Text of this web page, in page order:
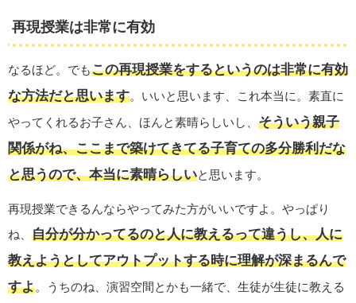
再現授業は非常に有効
なるほど。でもこの再現授業をするというのは非常に有効
な方法だと思います。いいと思います、これ本当に。素直に
やってくれるお子さん、ほんと素晴らしいし、 そういう親子
関係がね、ここまで築けてきてる子育ての多分勝利だな
と思うので、本当に素晴らしいと思います。
再現授業できるんならやってみた方がいいですよ。やっぱり
ね、 自分が分かってるのと人に教えるって違うし、人に
教えようとしてアウトプットする時に理解が深まるんで
すよ。うちのね、演習空間とかも一緒で、生徒が生徒に教える